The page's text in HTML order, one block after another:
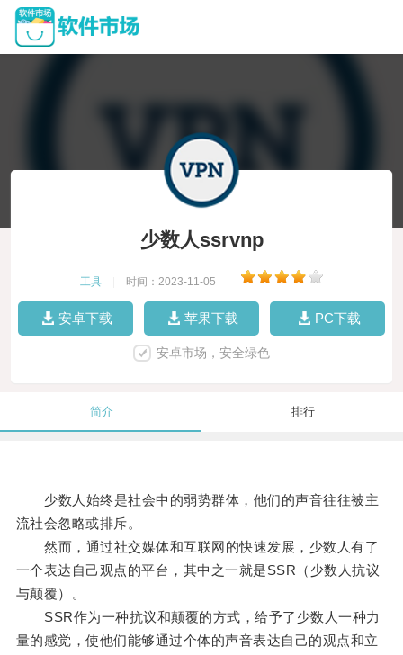
少数人ssrvnp
工具 时间：2023-11-05
安卓下载 苹果下载 PC下载
安卓市场，安全绿色
简介 排行
少数人始终是社会中的弱势群体，他们的声音往往被主
流社会忽略或排斥。
然而，通过社交媒体和互联网的快速发展，少数人有了
一个表达自己观点的平台，其中之一就是SSR（少数人抗议
与颠覆）。
SSR作为一种抗议和颠覆的方式，给予了少数人一种力
量的感觉，使他们能够通过个体的声音表达自己的观点和立